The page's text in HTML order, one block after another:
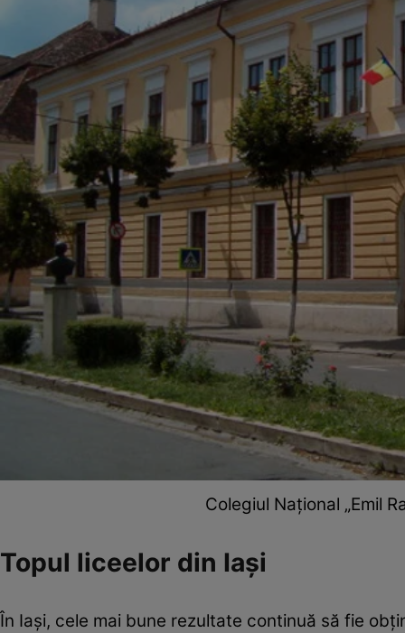
Colegiul Național „Emil
Topul liceelor din Iași
În Iași, cele mai bune rezultate continuă să fie